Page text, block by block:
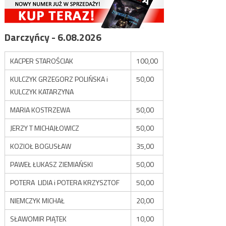
Darczyńcy - 6.08.2026
KACPER STAROŚCIAK
100,00
KULCZYK GRZEGORZ POLIŃSKA i
KULCZYK KATARZYNA
50,00
MARIA KOSTRZEWA
50,00
JERZY T MICHAJŁOWICZ
50,00
KOZIOŁ BOGUSŁAW
35,00
PAWEŁ ŁUKASZ ZIEMIAŃSKI
50,00
POTERA LIDIA i POTERA KRZYSZTOF
50,00
NIEMCZYK MICHAŁ
20,00
SŁAWOMIR PIĄTEK
10,00